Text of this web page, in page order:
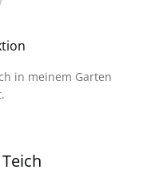
in meinem Garten